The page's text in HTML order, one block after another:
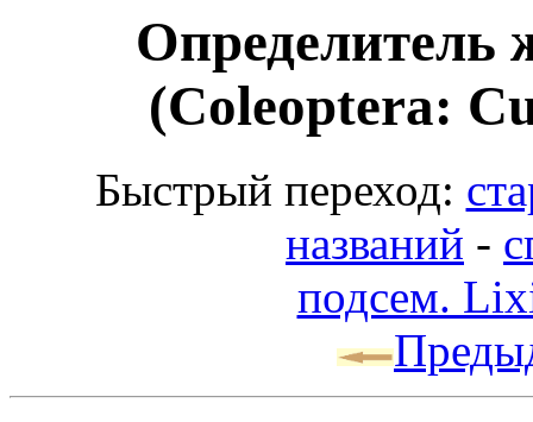
Определитель
(Coleoptera:
Быстрый переход:
названий -
подсем.